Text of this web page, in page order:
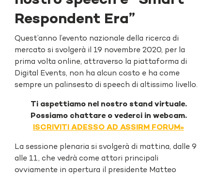
Respondent Era”
Quest’anno l’evento nazionale della ricerca di
mercato si svolgerà il 19 novembre 2020, per la
prima volta online, attraverso la piattaforma di
Digital Events, non ha alcun costo e ha come
sempre un palinsesto di speech di altissimo livello.
Ti aspettiamo nel nostro stand virtuale.
Possiamo chattare o vederci in webcam.
ISCRIVITI ADESSO AD ASSIRM FORUM»
La sessione plenaria si svolgerà di mattina, dalle 9
alle 11, che vedrà come attori principali
ovviamente in apertura il presidente Matteo